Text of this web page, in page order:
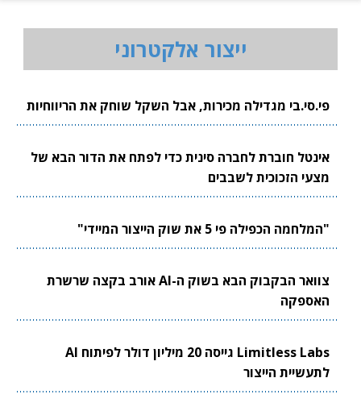
ייצור אלקטרוני
פי.סי.בי מגדילה מכירות, אבל השקל שוחק את הריווחיות
אינטל חוברת לחברה סינית כדי לפתח את הדור הבא של
מצעי הזכוכית לשבבים
"המלחמה הכפילה פי 5 את שוק הייצור המיידי"
צוואר הבקבוק הבא בשוק ה-AI אורב בקצה שרשרת
האספקה
Limitless Labs גייסה 20 מיליון דולר לפיתוח AI
לתעשיית הייצור